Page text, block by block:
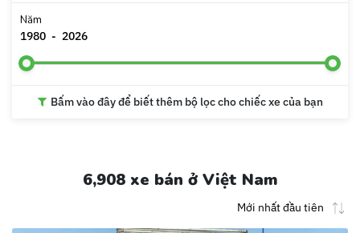
Năm
1980 - 2026
Bấm vào đây để biết thêm bộ lọc cho chiếc xe của bạn
6,908 xe bán ở Việt Nam